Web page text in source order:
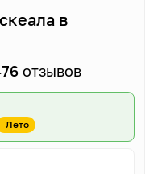
в
отзывов
Лето